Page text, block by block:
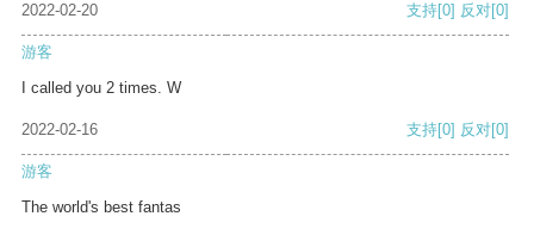
2022-02-20 支持[0] 反对[0]
游客
I called you 2 times. W
2022-02-16 支持[0] 反对[0]
游客
The world's best fantas